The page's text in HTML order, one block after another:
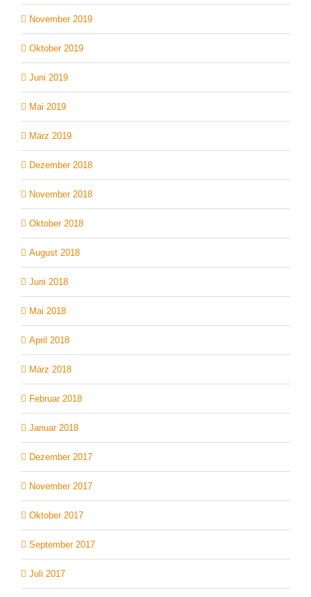
November 2019
Oktober 2019
Juni 2019
Mai 2019
März 2019
Dezember 2018
November 2018
Oktober 2018
August 2018
Juni 2018
Mai 2018
April 2018
März 2018
Februar 2018
Januar 2018
Dezember 2017
November 2017
Oktober 2017
September 2017
Juli 2017